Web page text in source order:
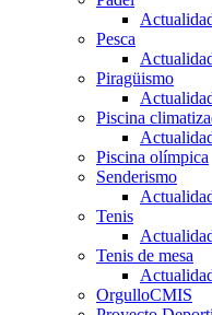
Pesca
Piragüismo
Piscina
Piscina olímpica
Senderismo
Tenis
Tenis de mesa
OrgulloCMIS